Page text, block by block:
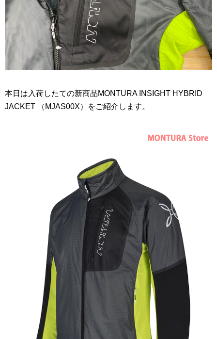
本日は入荷したての新商品MONTURA INSIGHT HYBRID
JACKET （MJAS00X）をご紹介します。